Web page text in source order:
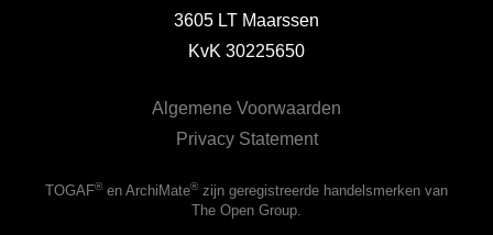
3605 LT Maarssen
KvK 30225650
Algemene Voorwaarden
Privacy Statement
TOGAF®en ArchiMate®zijn geregistreerde handelsmerken van
The Open Group.